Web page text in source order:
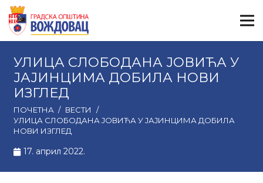
УЛИЦА СЛОБОДАНА ЈОВИЋА У
ЈАЈИНЦИМА ДОБИЛА НОВИ
ИЗГЛЕД
ПОЧЕТНА / ВЕСТИ
/
УЛИЦА СЛОБОДАНА ЈОВИЋА У ЈАЈИНЦИМА ДОБИЛА
НОВИ ИЗГЛЕД
17. април 2022.